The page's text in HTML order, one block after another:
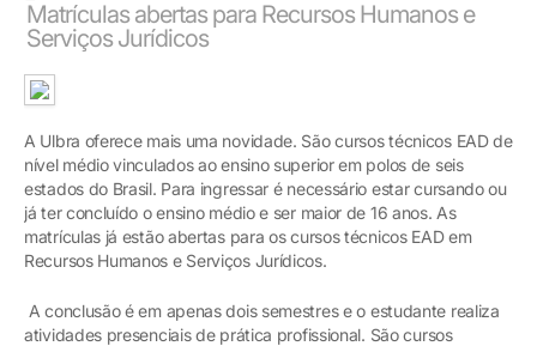
Matrículas abertas para Recursos Humanos e
Serviços Jurídicos
A Ulbra oferece mais uma novidade. São cursos técnicos EAD de
nível médio vinculados ao ensino superior em polos de seis
estados do Brasil. Para ingressar é necessário estar cursando ou
já ter concluído o ensino médio e ser maior de 16 anos. As
matrículas já estão abertas para os cursos técnicos EAD em
Recursos Humanos e Serviços Jurídicos.
A conclusão é em apenas dois semestres e o estudante realiza
atividades presenciais de prática profissional. São cursos